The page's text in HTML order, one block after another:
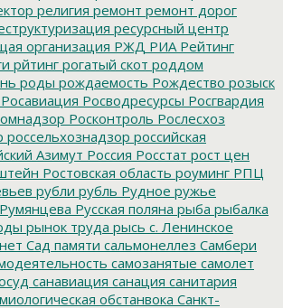
религия ремонт ремонт дорог
ресурсный центр
организация РЖД РИА Рейтинг
рйтинг рогатый скот роддом
роды рождаемость Рождество розыск
Росавиация Росводресурсы Росгвардия
Росконтроль Рослесхоз
россельхознадзор российская
Азимут Россия Росстат рост цен
Ростовская область роуминг РПЦ
рубли рубль Рудное ружье
Румянцева Русская поляна рыба рыбалка
рынок труда рысь с. Ленинское
Сад памяти сальмонеллез Самбери
самозанятые самолет
санавиация санация санитария
обстанвока Санкт-